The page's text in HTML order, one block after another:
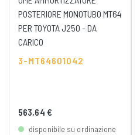
POSTERIORE MONOTUBO MT64
PER TOYOTA J250 - DA
CARICO
3-MT64601042
563,64 €
disponibile su ordinazione